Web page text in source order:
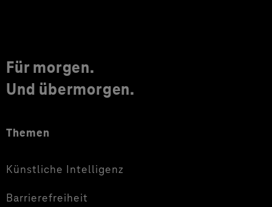
Für morgen.
Und übermorgen.
Themen
Künstliche Intelligenz
Barrierefreiheit